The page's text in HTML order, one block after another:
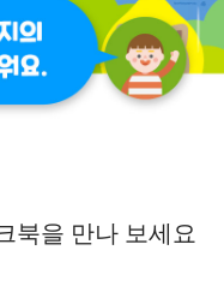
북을 만나 보세요